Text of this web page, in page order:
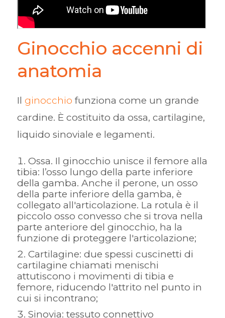
Ginocchio accenni di
anatomia
Il ginocchio funziona come un grande
cardine. È costituito da ossa, cartilagine,
liquido sinoviale e legamenti.
Ossa. Il ginocchio unisce il femore alla
tibia: l’osso lungo della parte inferiore
della gamba. Anche il perone, un osso
della parte inferiore della gamba, è
collegato all'articolazione. La rotula è il
piccolo osso convesso che si trova nella
parte anteriore del ginocchio, ha la
funzione di proteggere l'articolazione;
Cartilagine: due spessi cuscinetti di
cartilagine chiamati menischi
attutiscono i movimenti di tibia e
femore, riducendo l'attrito nel punto in
cui si incontrano;
Sinovia: tessuto connettivo